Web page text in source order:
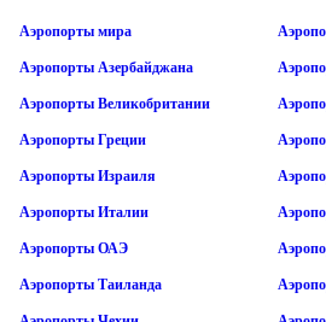
Аэропорты мира
Аэропорты Азербайджана
Аэропорты Великобритании
Аэропорты Греции
Аэропорты Израиля
Аэропорты Италии
Аэропорты ОАЭ
Аэропорты Таиланда